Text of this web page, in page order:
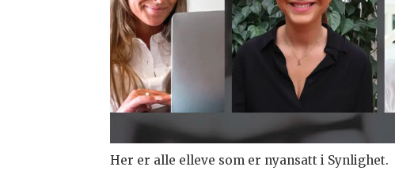
Her er alle elleve som er nyansatt i Synlighet.